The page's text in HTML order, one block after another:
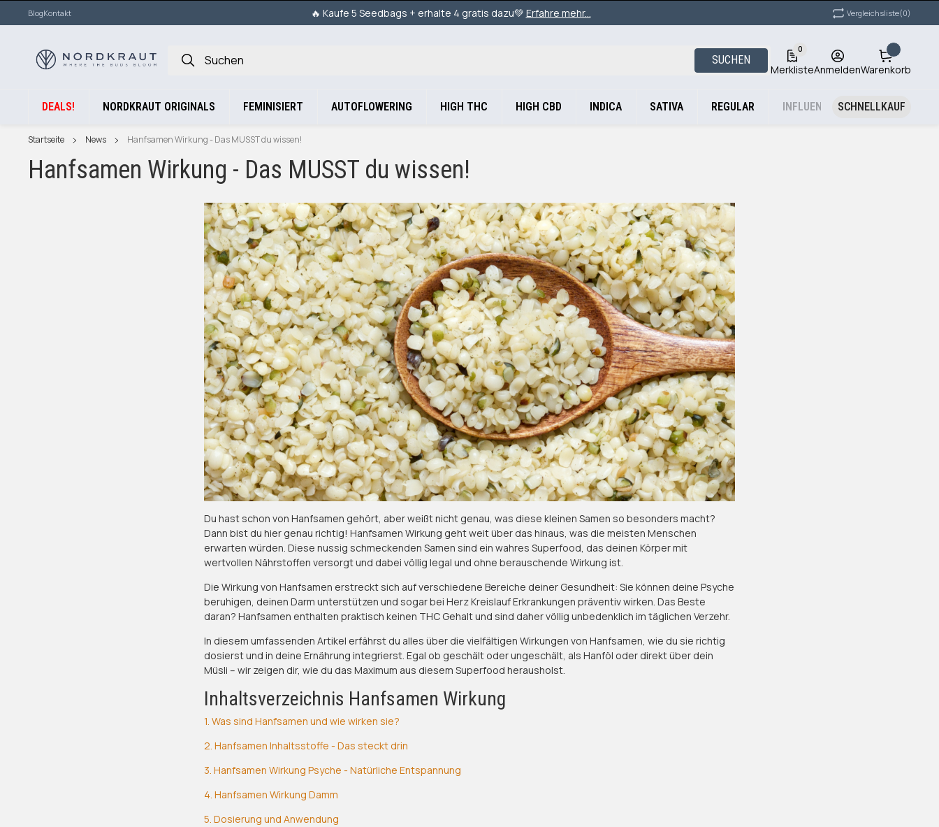
BlogKontakt 🔥Kaufe 4 Seedbags + erhalte 3 gratis dazu 💚 Erfahre mehr... Vergleichsliste(0)
0
MerklisteAnmeldenWarenkorb
SUCHEN
DEALS! NORDKRAUT ORIGINALS FEMINISIERT AUTOFLOWERING HIGH THC HIGH CBD INDICA SATIVA REGULAR INFLUENCER STRAINS
SCHNELLKAUF
Startseite News Hanfsamen Wirkung - Das MUSST du wissen!
Hanfsamen Wirkung - Das MUSST du wissen!
Du hast schon von Hanfsamen gehört, aber weißt nicht genau, was diese kleinen Samen so besonders macht?
Dann bist du hier genau richtig! Hanfsamen Wirkung geht weit über das hinaus, was die meisten Menschen
erwarten würden. Diese nussig schmeckenden Samen sind ein wahres Superfood, das deinen Körper mit
wertvollen Nährstoffen versorgt und dabei völlig legal und ohne berauschende Wirkung ist.
Die Wirkung von Hanfsamen erstreckt sich auf verschiedene Bereiche deiner Gesundheit: Sie können deine Psyche
beruhigen, deinen Darm unterstützen und sogar bei Herz Kreislauf Erkrankungen präventiv wirken. Das Beste
daran? Hanfsamen enthalten praktisch keinen THC Gehalt und sind daher völlig unbedenklich im täglichen Verzehr.
In diesem umfassenden Artikel erfährst du alles über die vielfältigen Wirkungen von Hanfsamen, wie du sie richtig
dosierst und in deine Ernährung integrierst. Egal ob geschält oder ungeschält, als Hanföl oder direkt über dein
Müsli – wir zeigen dir, wie du das Maximum aus diesem Superfood herausholst.
Inhaltsverzeichnis Hanfsamen Wirkung
1. Was sind Hanfsamen und wie wirken sie?
2. Hanfsamen Inhaltsstoffe - Das steckt drin
3. Hanfsamen Wirkung Psyche - Natürliche Entspannung
4. Hanfsamen Wirkung Damm
5. Dosierung und Anwendung